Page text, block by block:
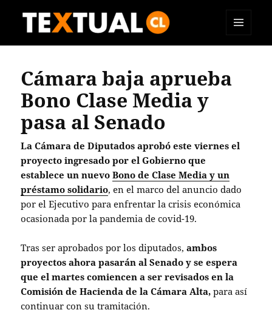
Cámara baja aprueba
Bono Clase Media y
pasa al Senado
La Cámara de Diputados aprobó este viernes el
proyecto ingresado por el Gobierno que
establece un nuevoBono de Clase Media y un
préstamo solidario, en el marco del anuncio dado
por el Ejecutivo para enfrentar la crisis económica
ocasionada por la pandemia de covid-19.
Tras ser aprobados por los diputados,ambos
proyectos ahora pasarán al Senado y se espera
que el martes comiencen a ser revisados en la
Comisión de Hacienda de la Cámara Alta, para así
continuar con su tramitación.